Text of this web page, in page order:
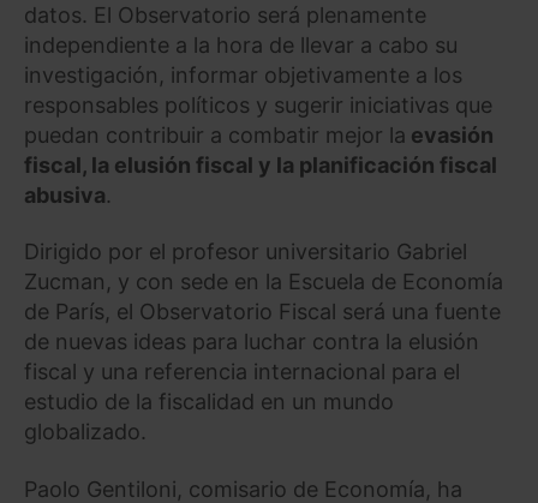
datos. El Observatorio será plenamente
independiente a la hora de llevar a cabo su
investigación, informar objetivamente a los
responsables políticos y sugerir iniciativas que
puedan contribuir a combatir mejor la evasión
fiscal, la elusión fiscal y la planificación fiscal
abusiva.
Dirigido por el profesor universitario Gabriel
Zucman, y con sede en la Escuela de Economía
de París, el Observatorio Fiscal será una fuente
de nuevas ideas para luchar contra la elusión
fiscal y una referencia internacional para el
estudio de la fiscalidad en un mundo
globalizado.
Paolo Gentiloni, comisario de Economía, ha